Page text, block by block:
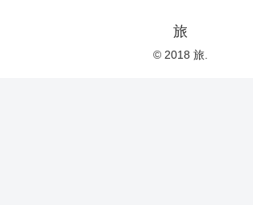
旅
© 2018 旅.